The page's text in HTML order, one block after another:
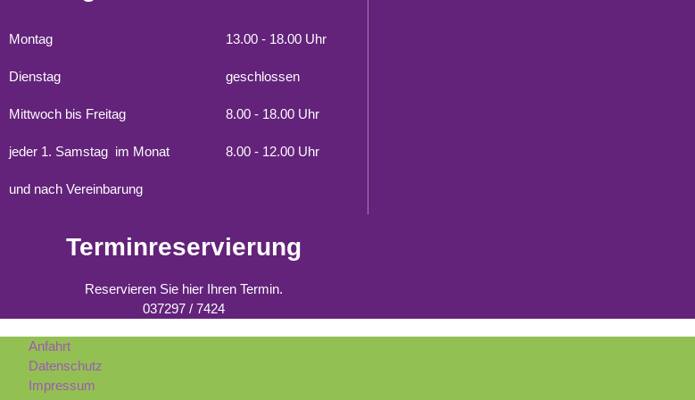
Montag 13.00 - 18.00 Uhr
Dienstag geschlossen
Mittwoch bis Freitag 8.00 - 18.00 Uhr
jeder 1. Samstag im Monat 8.00 - 12.00 Uhr
und nach Vereinbarung
Terminreservierung
Reservieren Sie hier Ihren Termin.
037297 / 7424
Anfahrt
Datenschutz
Impressum